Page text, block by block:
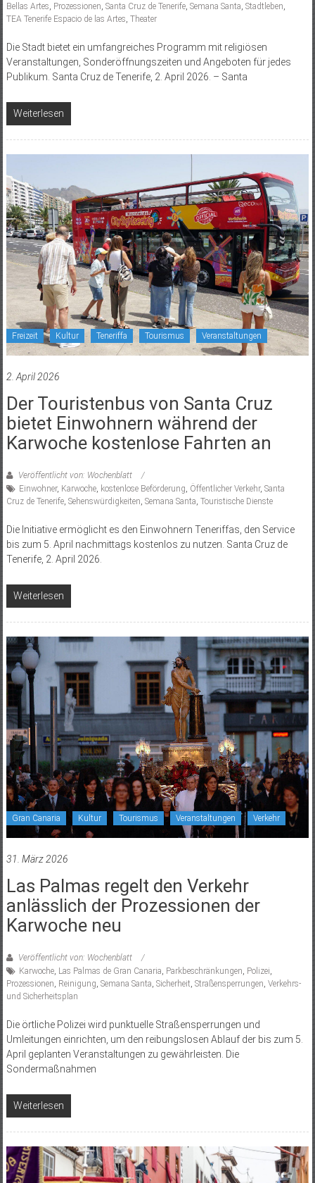
Bellas Artes Prozessionen Santa Cruz de Tenerife, Semana Santa Stadtleben
TEA Tenerife Espacio de las Artes Theater
Die Stadt bietet ein umfangreiches Programm mit religiösen
Veranstaltungen, Sonderöffnungszeiten und Angeboten für jedes
Publikum. Santa Cruz de Tenerife, 2. April 2026. – Santa
Weiterlesen
Freizeit Kultur Teneriffa Tourismus Veranstaltungen
2. April 2026
Der Touristenbus von Santa Cruz
bietet Einwohnern während der
Karwoche kostenlose Fahrten an
Veröffentlicht von: Wochenblatt
Einwohner, Karwoche, kostenlose Beförderung, Öffentlicher Verkehr, Santa
Cruz de Tenerife, Sehenswürdigkeiten, Semana Santa, Touristische Dienste
Die Initiative ermöglicht es den Einwohnern Teneriffas, den Service
bis zum 5. April nachmittags kostenlos zu nutzen. Santa Cruz de
Tenerife, 2. April 2026.
Weiterlesen
Gran Canaria Kultur Tourismus Veranstaltungen Verkehr
31. März 2026
Las Palmas regelt den Verkehr
anlässlich der Prozessionen der
Karwoche neu
Veröffentlicht von: Wochenblatt
Karwoche, Las Palmas de Gran Canaria, Parkbeschränkungen, Polizei,
Prozessionen, Reinigung, Semana Santa, Sicherheit, Straßensperrungen, Verkehrs-
und Sicherheitsplan
Die örtliche Polizei wird punktuelle Straßensperrungen und
Umleitungen einrichten, um den reibungslosen Ablauf der bis zum 5.
April geplanten Veranstaltungen zu gewährleisten. Die
Sondermaßnahmen
Weiterlesen